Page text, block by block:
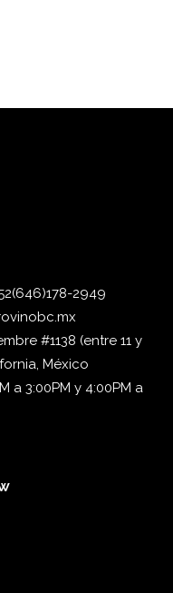
2949
#1138 (entre 11 y
México
a 3:00PM y 4:00PM a